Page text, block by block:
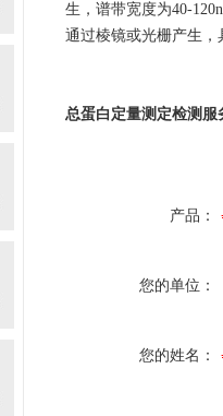
生，谱带宽度为40-
通过棱镜或光栅产生，
总蛋白定量测定检测服
产品：
您的单位：
您的姓名：